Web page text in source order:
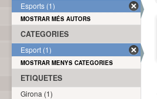
Esports (1)
MOSTRAR MÉS AUTORS
CATEGORIES
Esport (1)
MOSTRAR MENYS CATEGORIES
ETIQUETES
Girona (1)